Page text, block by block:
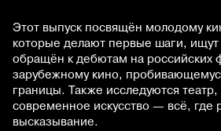
Этот выпуск посвящён молодому
которые делают первые шаги,
обращён к дебютам на российских
зарубежному кино,
границы. Также исследуются
современное искусство — всё, где
высказывание.